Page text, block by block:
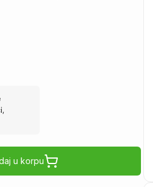
u korpu